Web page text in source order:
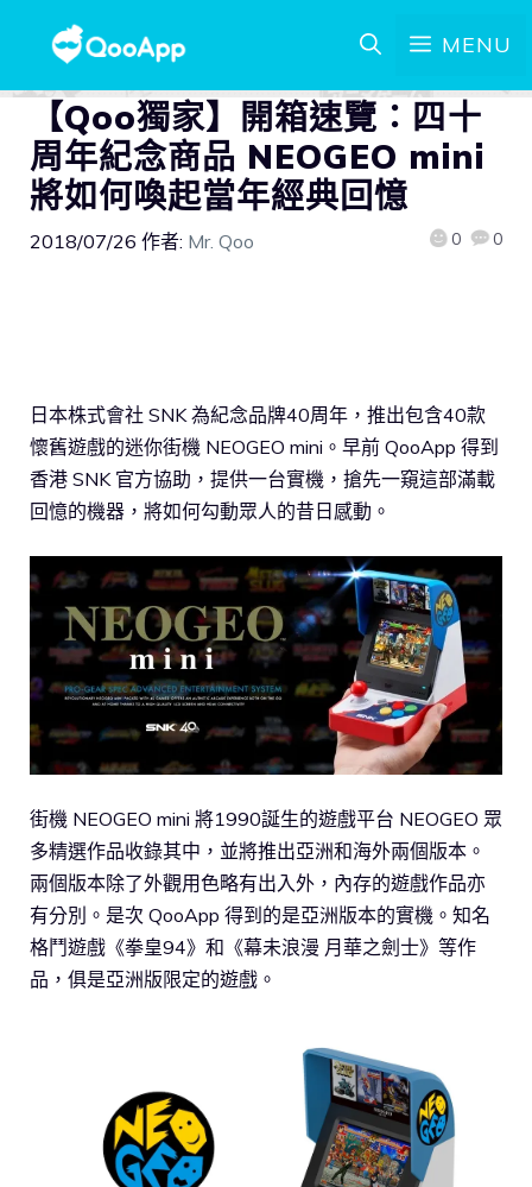
MENU
【Qoo獨家】開箱速覽：四十
周年紀念商品 NEOGEO mini
將如何喚起當年經典回憶
2018/07/26 作者: Mr. Qoo 0 0
日本株式會社 SNK 為紀念品牌40周年，推出包含40款
懷舊遊戲的迷你街機 NEOGEO mini。早前 QooApp 得到
香港 SNK 官方協助，提供一台實機，搶先一窺這部滿載
回憶的機器，將如何勾動眾人的昔日感動。
街機 NEOGEO mini 將1990誕生的遊戲平台 NEOGEO 眾
多精選作品收錄其中，並將推出亞洲和海外兩個版本。
兩個版本除了外觀用色略有出入外，內存的遊戲作品亦
有分別。是次 QooApp 得到的是亞洲版本的實機。知名
格鬥遊戲《拳皇94》和《幕未浪漫 月華之劍士》等作
品，俱是亞洲版限定的遊戲。